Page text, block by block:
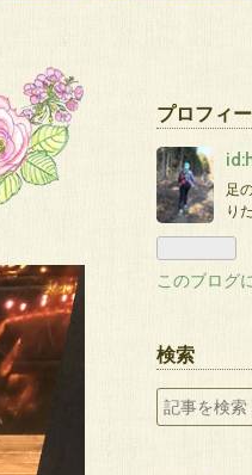
プロフィ
足
り
このブログ
検索